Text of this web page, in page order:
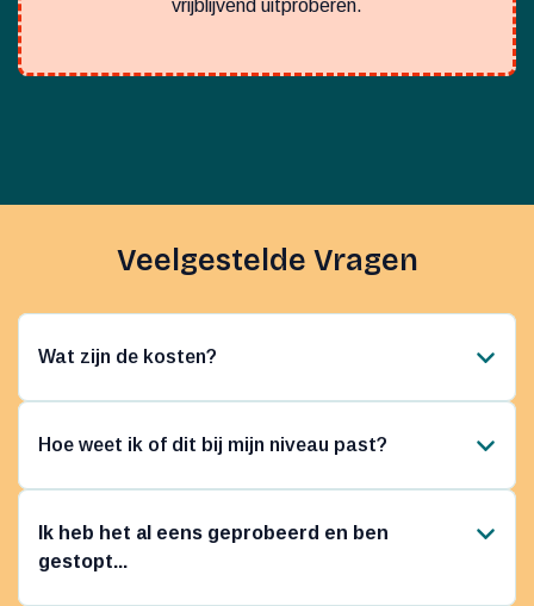
Probeer alles 14 dagen lang voor €1,-. Past het
Stuur een mailtje naar
wordt direct stopgezet.
Geen kleine lettertjes, geen gedoe. Gewoon